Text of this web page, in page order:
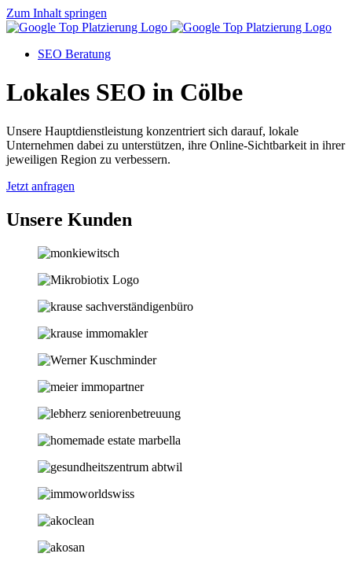
Zum Inhalt springen
SEO Beratung
Lokales SEO in Cölbe
Unsere Hauptdienstleistung konzentriert sich darauf, lokale
Unternehmen dabei zu unterstützen, ihre Online-Sichtbarkeit in ihrer
jeweiligen Region zu verbessern.
Jetzt anfragen
Unsere Kunden